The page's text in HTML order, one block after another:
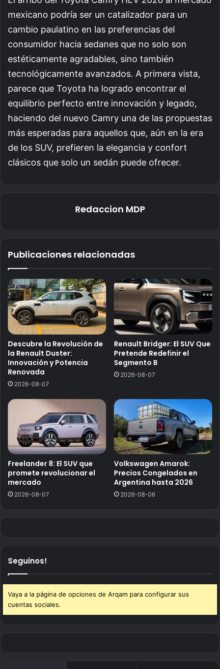
mexicano podría ser un catalizador para un
cambio paulatino en las preferencias del
consumidor hacia sedanes que no solo son
estéticamente agradables, sino también
tecnológicamente avanzados. A primera vista,
parece que Toyota ha logrado encontrar el
equilibrio perfecto entre innovación y legado,
haciendo del nuevo Camry una de las propuestas
más esperadas para aquellos que, aún en la era
de los SUV, prefieren la elegancia y confort
clásicos que solo un sedán puede ofrecer.
Redaccion MDP
Publicaciones relacionadas
Descubre la Revolución de
la Renault Duster:
Innovación y Potencia
Renovada
2026-08-07
Renault Bridger: El SUV Que
Pretende Redefinir el
Segmento B
2026-08-07
Freelander 8: El SUV que
promete revolucionar el
mercado
2026-08-07
Volkswagen Amarok:
Precios Congelados en
Argentina hasta 2026
2026-08-06
Seguinos!
Vaya a la página de opciones de Arqam para configurar sus
cuentas sociales.